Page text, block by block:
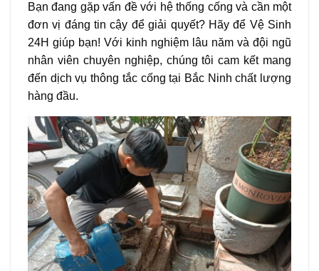
Bạn đang gặp vấn đề với hệ thống cống và cần một
đơn vị đáng tin cậy để giải quyết? Hãy để Vệ Sinh
24H giúp bạn! Với kinh nghiệm lâu năm và đội ngũ
nhân viên chuyên nghiệp, chúng tôi cam kết mang
đến dịch vụ thông tắc cống tại Bắc Ninh chất lượng
hàng đầu.